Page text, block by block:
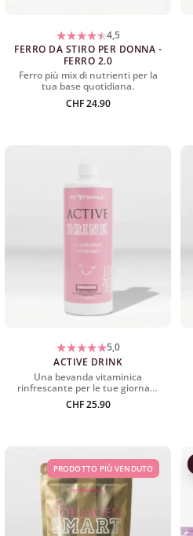
4,5
FERRO DA STIRO PER DONNA -
FERRO 2.0
Ferro più mix di nutrienti per la
tua base quotidiana.
CHF24.90
5,0
ACTIVE DRINK
Una bevanda vitaminica
rinfrescante per le tue giornate
attive.
CHF25.90
PRODOTTO PIÙ VENDUTO